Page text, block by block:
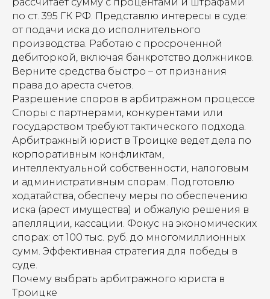
по ст. 395 ГК РФ. Представлю интересы в суде:
от подачи иска до исполнительного
производства. Работаю с просроченной
дебиторкой, включая банкротство должников.
Верните средства быстро – от признания
права до ареста счетов.
Разрешение споров в арбитражном процессе
Споры с партнерами, конкурентами или
государством требуют тактического подхода.
Арбитражный юрист в Троицке ведет дела по
корпоративным конфликтам,
интеллектуальной собственности, налоговым
и административным спорам. Подготовлю
ходатайства, обеспечу меры по обеспечению
иска (арест имущества) и обжалую решения в
апелляции, кассации. Фокус на экономических
спорах: от 100 тыс. руб. до многомиллионных
сумм. Эффективная стратегия для победы в
суде.
Почему выбрать арбитражного юриста в
Троицке